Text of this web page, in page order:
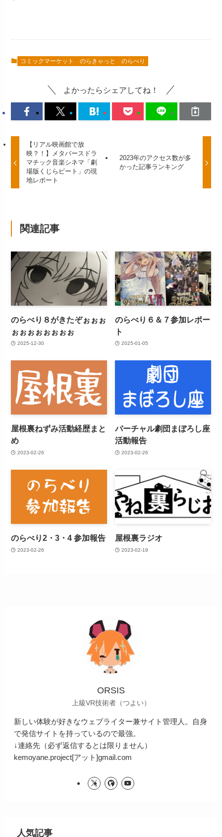
コミックマーケット のらきゃっと のらべり
よかったらシェアしてね！
【リアル映画館で放
映？！】メタバースドラ
マチック音楽シネマ「劇
場版くじらビート」の現
地レポート
2023年のアクセス数が多
かった記事ランキング
関連記事
のらべり８がきたぞぉぉぉ
ぉぉぉぉぉぉぉぉ
2025-12-30
のらべり６＆７参加レポー
ト
2025-01-05
屋根裏ねずみ活動経歴まと
め
2023-02-26
バーチャル劇団まぼろし座
活動報告
2023-02-26
のらべり2・3・4 参加報告
2023-02-26
屋根裏ラジオ
2023-02-19
ORSIS
上級VR技術者（つよい）
新しい体験が好きなウェブライター兼サイト管理人。自身
で発信サイトを持っているので最強。
↓連絡先（必ず返信するとは限りません）
kemoyane.project[アット]gmail.com
人気記事